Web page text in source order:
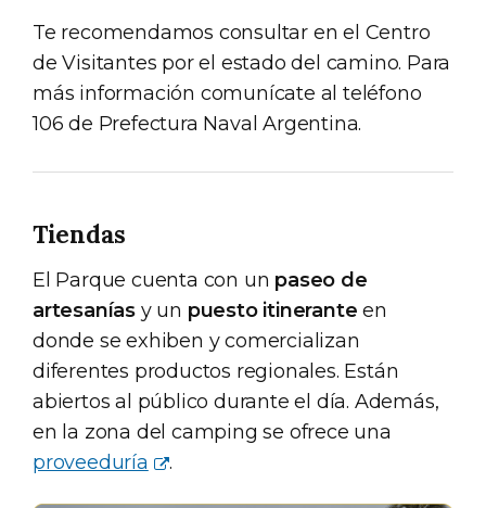
Te recomendamos consultar en el Centro
de Visitantes por el estado del camino. Para
más información comunícate al teléfono
106 de Prefectura Naval Argentina.
Tiendas
El Parque cuenta con un paseo de
artesanías y un puesto itinerante en
donde se exhiben y comercializan
diferentes productos regionales. Están
abiertos al público durante el día. Además,
en la zona del camping se ofrece una
proveeduría
.